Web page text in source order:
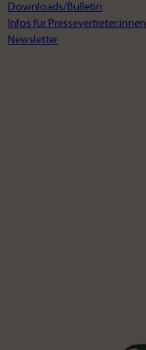
Downloads/Bulletin
Infos für Pressevertreter:innen
Newsletter